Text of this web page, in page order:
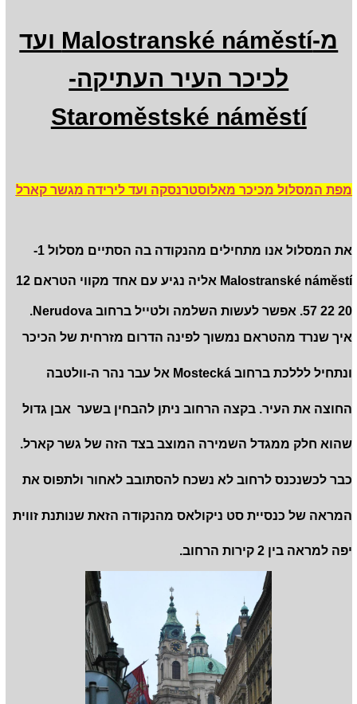
מ-Malostranské náměstí ועד
לכיכר העיר העתיקה-
Staroměstské náměstí
מפת המסלול מכיכר מאלוסטרנסקה ועד לירידה מגשר קארל
את המסלול אנו מתחילים מהנקודה בה הסתיים מסלול 1-
Malostranské náměstí אליה נגיע עם אחד מקווי הטראם 12
20 22 57. אפשר לעשות השלמה ולטייל ברחוב Nerudova.
איך שנרד מהטראם נמשוך לפינה הדרום מזרחית של הכיכר
ונתחיל לללכת ברחוב Mostecká אל עבר נהר ה-וולטבה
החוצה את העיר. בקצה הרחוב ניתן להבחין בשער אבן גדול
שהוא חלק ממגדל השמירה המוצב בצד הזה של גשר קארל.
כבר לכשנכנס לרחוב לא נשכח להסתובב לאחור ולתפוס את
המראה של כנסיית סט ניקולאס מהנקודה הזאת שנותנת זווית
יפה למראה בין 2 קירות הרחוב.